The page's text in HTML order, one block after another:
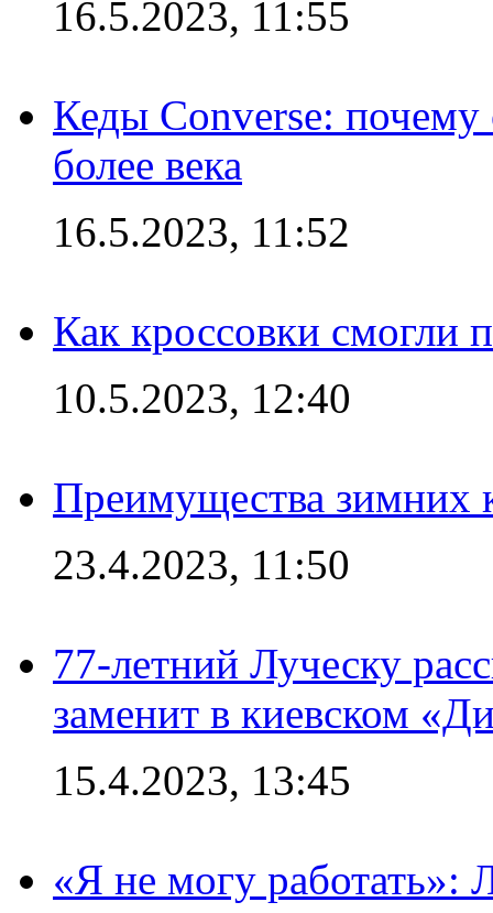
16.5.2023, 11:55
Кеды Converse:
более века
16.5.2023, 11:52
Как кроссовки смогли
10.5.2023, 12:40
Преимущества зимних
23.4.2023, 11:50
77-летний Луческу
заменит в киевском
15.4.2023, 13:45
«Я не могу работать»: